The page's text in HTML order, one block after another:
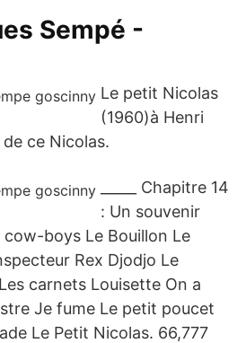
Sempé -
Le petit Nicolas
(1960)à Henri
ce Nicolas.
_____ Chapitre 14
: Un souvenir
cow-boys Le Bouillon Le
Rex Djodjo Le
carnets Louisette On a
Je fume Le petit poucet
Le Petit Nicolas. 66,777